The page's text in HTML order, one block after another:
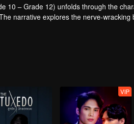
10 – Grade 12) unfolds through the
narrative explores the nerve-
brims with curiosity and the desire to
the fear of non-acceptance, or
VIP